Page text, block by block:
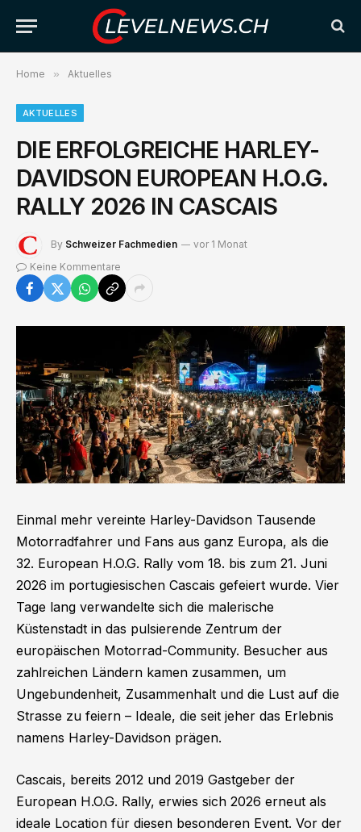
Home » Aktuelles
AKTUELLES
DIE ERFOLGREICHE HARLEY-
DAVIDSON EUROPEAN H.O.G.
RALLY 2026 IN CASCAIS
By Schweizer Fachmedien
vor 1 Monat
Keine Kommentare
Einmal mehr vereinte Harley-Davidson Tausende
Motorradfahrer und Fans aus ganz Europa, als die
32. European H.O.G. Rally vom 18. bis zum 21. Juni
2026 im portugiesischen Cascais gefeiert wurde. Vier
Tage lang verwandelte sich die malerische
Küstenstadt in das pulsierende Zentrum der
europäischen Motorrad-Community. Besucher aus
zahlreichen Ländern kamen zusammen, um
Ungebundenheit, Zusammenhalt und die Lust auf die
Strasse zu feiern – Ideale, die seit jeher das Erlebnis
namens Harley-Davidson prägen.
Cascais, bereits 2012 und 2019 Gastgeber der
European H.O.G. Rally, erwies sich 2026 erneut als
ideale Location für diesen besonderen Event. Vor der